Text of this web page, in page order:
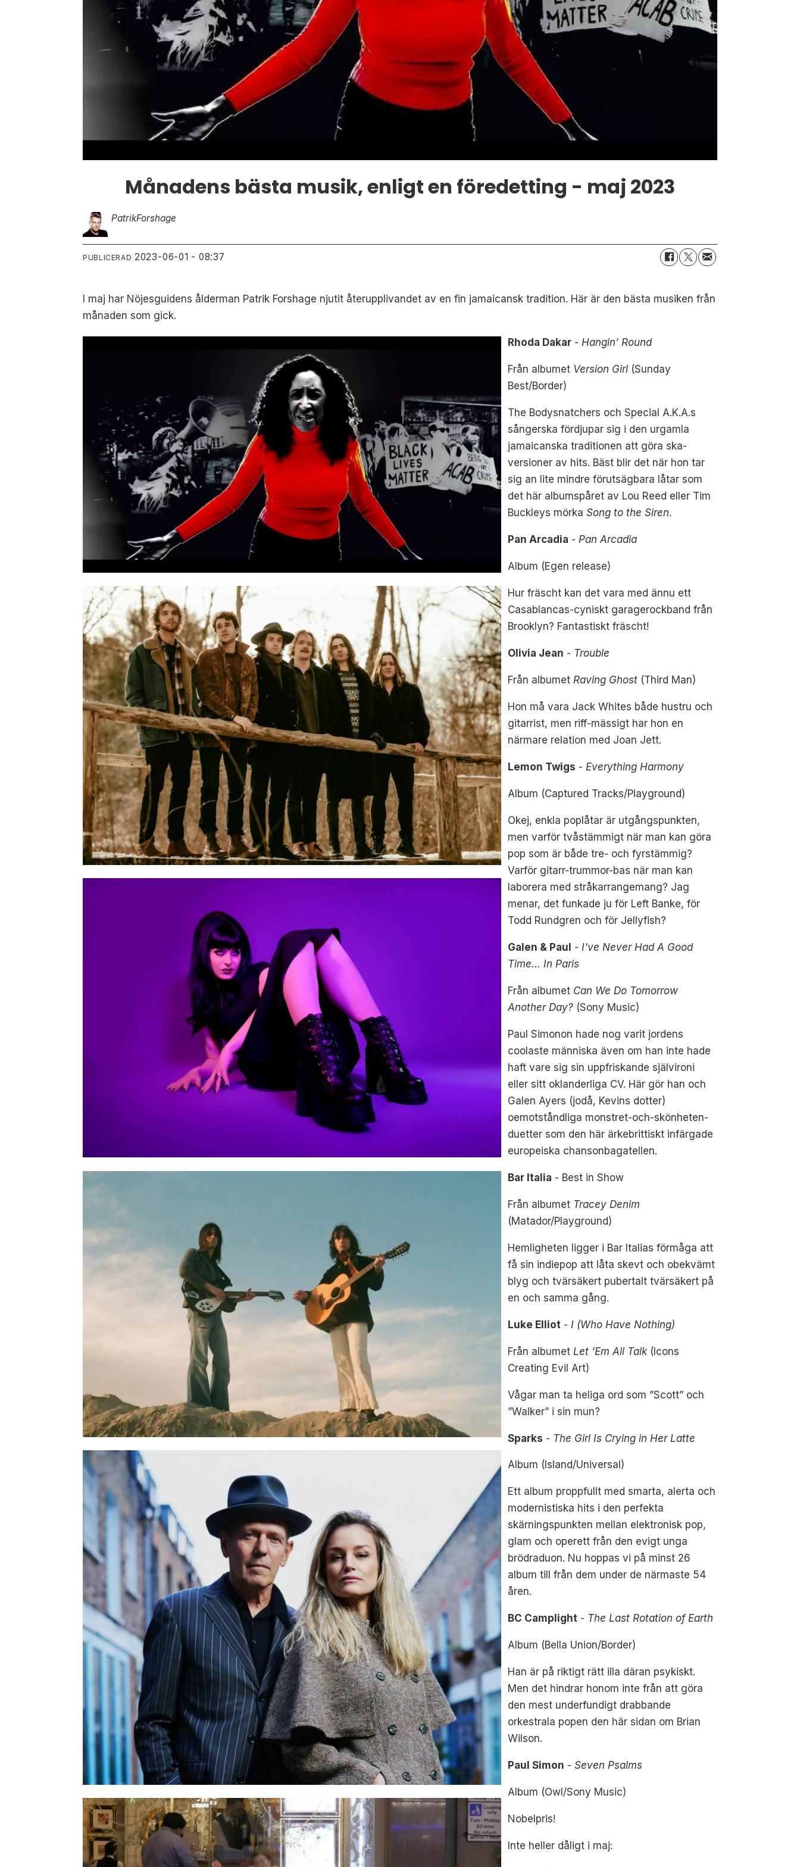
Månadens bästa musik, enligt en föredetting - maj 2023
PatrikForshage
PUBLICERAD 2023-06-01 - 08:37
I maj har Nöjesguidens ålderman Patrik Forshage njutit återupplivandet av en fin jamaicansk tradition. Här är den bästa musiken från
månaden som gick.
Rhoda Dakar - Hangin’ Round
Från albumet Version Girl (Sunday
Best/Border)
The Bodysnatchers och Special A.K.A.s
sångerska fördjupar sig i den urgamla
jamaicanska traditionen att göra ska-
versioner av hits. Bäst blir det när hon tar
sig an lite mindre förutsägbara låtar som
det här albumspåret av Lou Reed eller Tim
Buckleys mörkaSong to the Siren.
Pan Arcadia - Pan Arcadia
Album (Egen release)
Hur fräscht kan det vara med ännu ett
Casablancas-cyniskt garagerockband från
Brooklyn? Fantastiskt fräscht!
Olivia Jean - Trouble
Från albumet Raving Ghost (Third Man)
Hon må vara Jack Whites både hustru och
gitarrist, men riff-mässigt har hon en
närmare relation med Joan Jett.
Lemon Twigs - Everything Harmony
Album (Captured Tracks/Playground)
Okej, enkla poplåtar är utgångspunkten,
men varför tvåstämmigt när man kan göra
pop som är både tre- och fyrstämmig?
Varför gitarr-trummor-bas när man kan
laborera med stråkarrangemang? Jag
menar, det funkade ju för Left Banke, för
Todd Rundgren och för Jellyfish?
Galen & Paul - I've Never Had A Good
Time... In Paris
Från albumet Can We Do Tomorrow
Another Day? (Sony Music)
Paul Simonon hade nog varit jordens
coolaste människa även om han inte hade
haft vare sig sin uppfriskande självironi
eller sitt oklanderliga CV. Här gör han och
Galen Ayers (jodå, Kevins dotter)
oemotståndliga monstret-och-skönheten-
duetter som den här ärkebrittiskt infärgade
europeiska chansonbagatellen.
Bar Italia - Best in Show
Från albumet Tracey Denim
(Matador/Playground)
Hemligheten ligger i Bar Italias förmåga att
få sin indiepop att låta skevt och obekvämt
blyg och tvärsäkert pubertalt tvärsäkert på
en och samma gång.
Luke Elliot - I (Who Have Nothing)
Från albumet Let ’Em All Talk(Icons
Creating Evil Art)
Vågar man ta heliga ord som ”Scott” och
”Walker” i sin mun?
Sparks - The Girl Is Crying in Her Latte
Album (Island/Universal)
Ett album proppfullt med smarta, alerta och
modernistiska hits i den perfekta
skärningspunkten mellan elektronisk pop,
glam och operett från den evigt unga
brödraduon. Nu hoppas vi på minst 26
album till från dem under de närmaste 54
åren.
BC Camplight - The Last Rotation of Earth
Album (Bella Union/Border)
Han är på riktigt rätt illa däran psykiskt.
Men det hindrar honom inte från att göra
den mest underfundigt drabbande
orkestrala popen den här sidan om Brian
Wilson.
Paul Simon -Seven Psalms
Album (Owl/Sony Music)
Nobelpris!
Inte heller dåligt i maj: